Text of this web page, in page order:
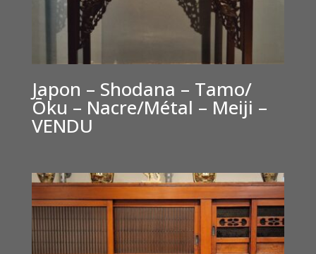
Japon – Shodana – Tamo/
Ōku – Nacre/Métal – Meiji –
VENDU